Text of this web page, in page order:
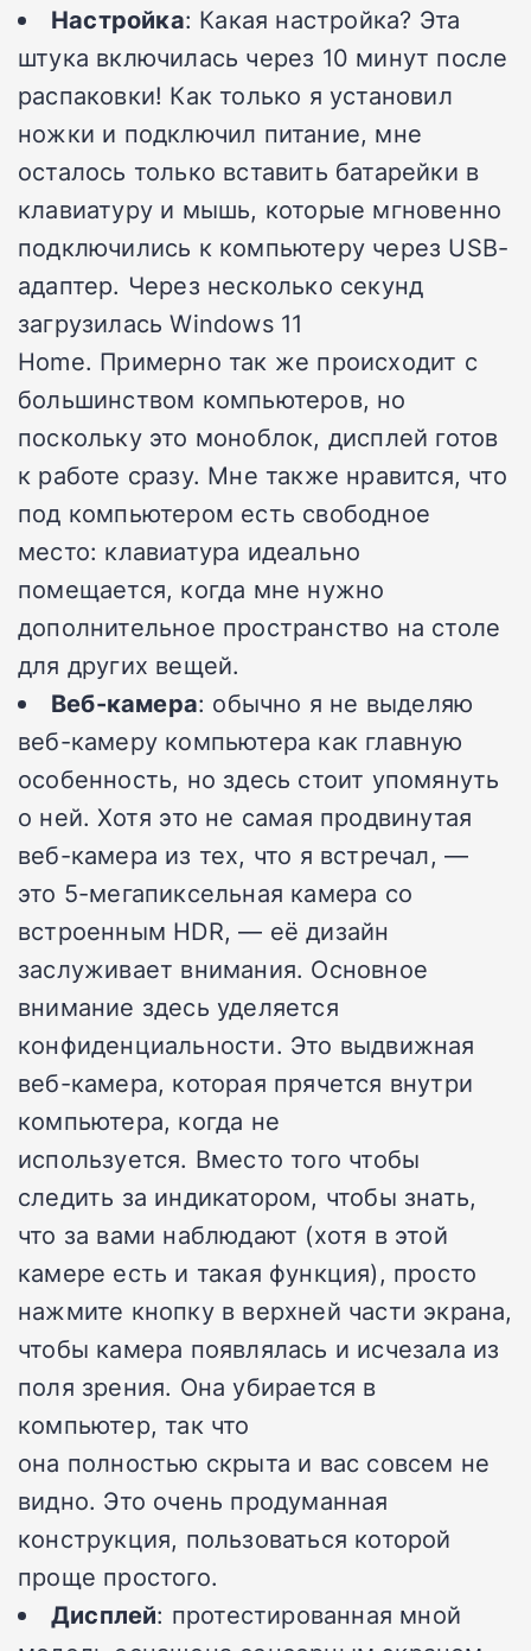
Настройка: Какая настройка? Эта
штука включилась через 10 минут после
распаковки! Как только я установил
ножки и подключил питание, мне
осталось только вставить батарейки в
клавиатуру и мышь, которые мгновенно
подключились к компьютеру через USB-
адаптер. Через несколько секунд
загрузилась Windows 11
Home. Примерно так же происходит с
большинством компьютеров, но
поскольку это моноблок, дисплей готов
к работе сразу. Мне также нравится, что
под компьютером есть свободное
место: клавиатура идеально
помещается, когда мне нужно
дополнительное пространство на столе
для других вещей.
Веб-камера: обычно я не выделяю
веб-камеру компьютера как главную
особенность, но здесь стоит упомянуть
о ней. Хотя это не самая продвинутая
веб-камера из тех, что я встречал, —
это 5-мегапиксельная камера со
встроенным HDR, — её дизайн
заслуживает внимания. Основное
внимание здесь уделяется
конфиденциальности. Это выдвижная
веб-камера, которая прячется внутри
компьютера, когда не
используется. Вместо того чтобы
следить за индикатором, чтобы знать,
что за вами наблюдают (хотя в этой
камере есть и такая функция), просто
нажмите кнопку в верхней части экрана,
чтобы камера появлялась и исчезала из
поля зрения. Она убирается в
компьютер, так что
она полностью скрыта и вас совсем не
видно. Это очень продуманная
конструкция, пользоваться которой
проще простого.
Дисплей: протестированная мной